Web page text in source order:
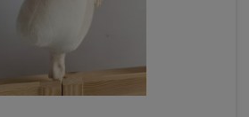
DO KOSZYKA